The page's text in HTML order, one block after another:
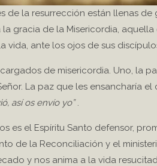
de la resurrección están llenas
gracia de la Misericordia,
vida, ante los ojos de sus
de misericordia. Uno, la
La paz que les ensancharía
así os envío yo”.
es el Espíritu Santo defensor,
de la Reconciliación y el
y nos anima a la vida